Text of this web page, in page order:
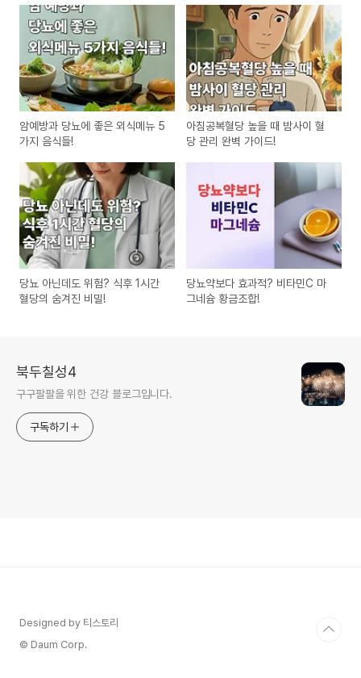
암예방과 당뇨에 좋은 외식메뉴 5
가지 음식들!
아침공복혈당 높을 때 밤사이 혈
당 관리 완벽 가이드!
당뇨 아닌데도 위험? 식후 1시간
혈당의 숨겨진 비밀!
당뇨약보다 효과적? 비타민C 마
그네슘 황금조합!
북두칠성4
구구팔팔을 위한 건강 블로그입니다.
구독하기
Designed by 티스토리
© Daum Corp.